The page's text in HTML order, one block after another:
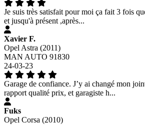
Je suis très satisfait pour moi ça fait 3 fois
et jusqu'à présent ,après...
Xavier F.
Opel Astra (2011)
MAN AUTO 91830
24-03-23
Garage de confiance. J’y ai changé mon
rapport qualité prix, et garagiste h...
Fuks
Opel Corsa (2010)